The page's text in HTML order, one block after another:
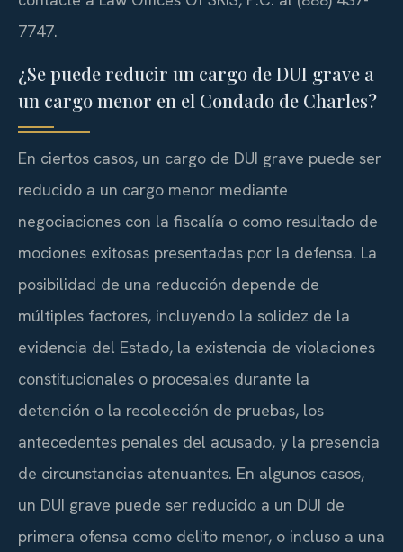
7747.
¿Se puede reducir un cargo de DUI grave a
un cargo menor en el Condado de Charles?
En ciertos casos, un cargo de DUI grave puede ser
reducido a un cargo menor mediante
negociaciones con la fiscalía o como resultado de
mociones exitosas presentadas por la defensa. La
posibilidad de una reducción depende de
múltiples factores, incluyendo la solidez de la
evidencia del Estado, la existencia de violaciones
constitucionales o procesales durante la
detención o la recolección de pruebas, los
antecedentes penales del acusado, y la presencia
de circunstancias atenuantes. En algunos casos,
un DUI grave puede ser reducido a un DUI de
primera ofensa como delito menor, o incluso a una